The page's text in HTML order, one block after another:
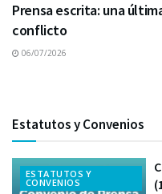
Prensa escrita: una
conflicto
06/07/2026
Estatutos y Convenios
ESTATUTOS Y
CONVENIOS